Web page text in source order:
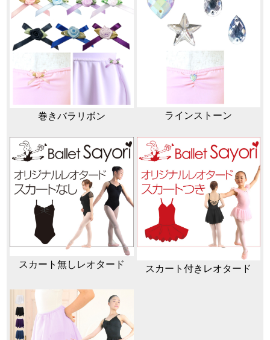
巻きバラリボン ラインストーン
スカート無しレオタード スカート付きレオタード